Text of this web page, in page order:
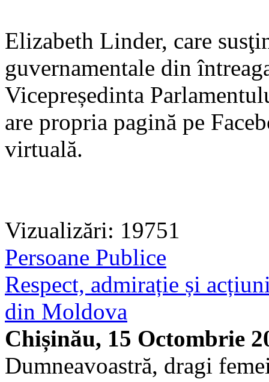
Elizabeth Linder, care
guvernamentale din
Vicepreședinta
are propria pagină pe
virtuală.
Vizualizări: 19751
Persoane Publice
Respect, admirație și
din Moldova
Chișinău, 15 Octombrie
Dumneavoastră, dragi